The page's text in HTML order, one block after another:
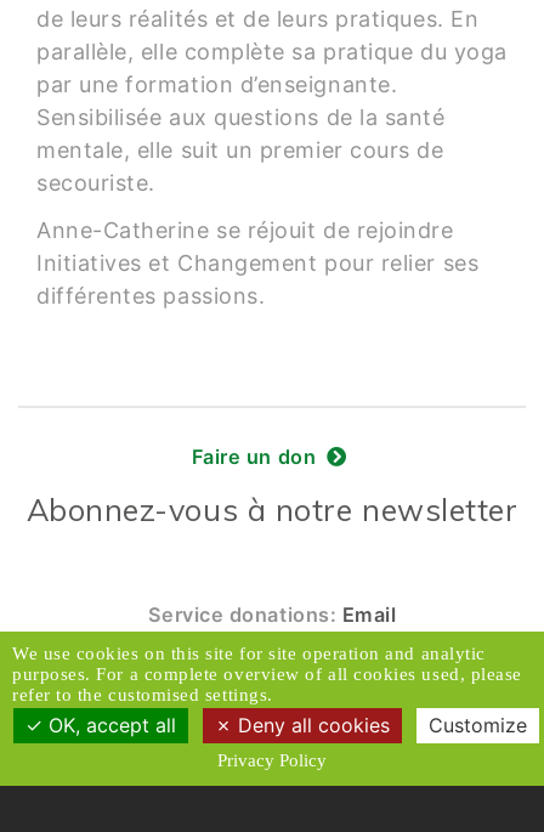
de leurs réalités et de leurs pratiques. En
parallèle, elle complète sa pratique du yoga
par une formation d’enseignante.
Sensibilisée aux questions de la santé
mentale, elle suit un premier cours de
secouriste.
Anne-Catherine se réjouit de rejoindre
Initiatives et Changement pour relier ses
différentes passions.
Faire un don
Abonnez-vous à notre newsletter
Service donations: Email
© 2026 Caux Initiatives et Changement. Tous
droits réservés.
Contact & Accès
Clause de non-responsabilité
Médias
Politique de confidentialité
We use cookies on this site for site operation and analytic
purposes. For a complete overview of all cookies used, please
refer to the customised settings.
OK, accept all Deny all cookies Customize
Privacy Policy